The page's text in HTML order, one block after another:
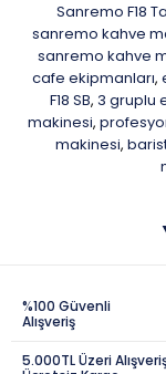
Sanremo F18
sanremo kahve
sanremo kahve
cafe ekipmanları,
F18 SB, 3 gruplu
makinesi,
makinesi,
%100 Güvenli
Alışveriş
5.000TL Üzeri